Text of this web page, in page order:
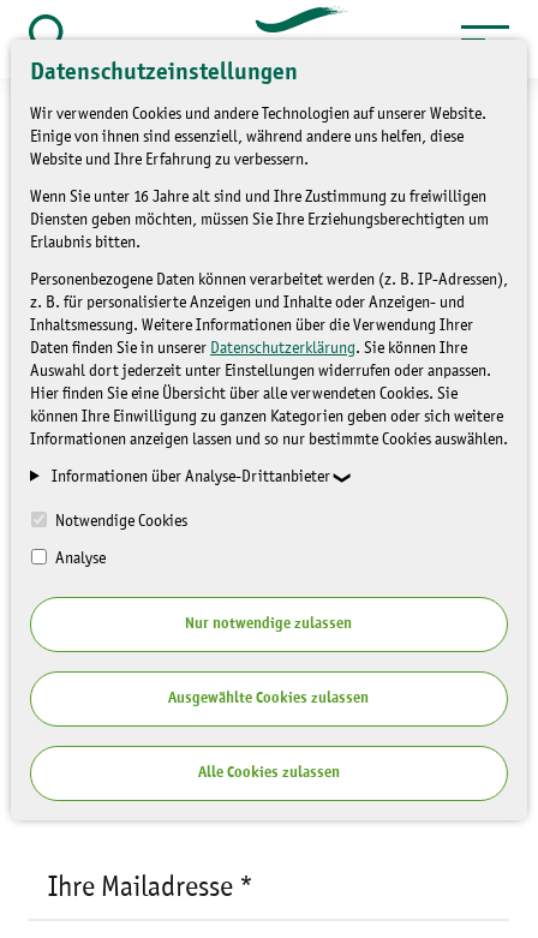
Datenschutzeinstellungen
Wir verwenden Cookies und andere Technologien auf unserer Website.
Einige von ihnen sind essenziell, während andere uns helfen, diese
Website und Ihre Erfahrung zu verbessern.
Wenn Sie unter 16 Jahre alt sind und Ihre Zustimmung zu freiwilligen
Diensten geben möchten, müssen Sie Ihre Erziehungsberechtigten um
Erlaubnis bitten.
Personenbezogene Daten können verarbeitet werden (z. B. IP-Adressen),
z. B. für personalisierte Anzeigen und Inhalte oder Anzeigen- und
Inhaltsmessung. Weitere Informationen über die Verwendung Ihrer
Daten finden Sie in unserer Datenschutzerklärung. Sie können Ihre
Auswahl dort jederzeit unter Einstellungen widerrufen oder anpassen.
Hier finden Sie eine Übersicht über alle verwendeten Cookies. Sie
können Ihre Einwilligung zu ganzen Kategorien geben oder sich weitere
Informationen anzeigen lassen und so nur bestimmte Cookies auswählen.
Informationen über Analyse-Drittanbieter
Notwendige Cookies
Analyse
Nur notwendige zulassen
Ausgewählte Cookies zulassen
Alle Cookies zulassen
Zum
springen
Suche
öffnen
Service » Kontakt » Kontaktformular
Kontaktformular
Mit Sternchen (*) gekennzeichnete Eingabefelder müssen
ausgefüllt werden.
Ihre Anfrage
Empfänger:Ronja Scheuerl
Ihre Mailadresse *
Mailadresse
*